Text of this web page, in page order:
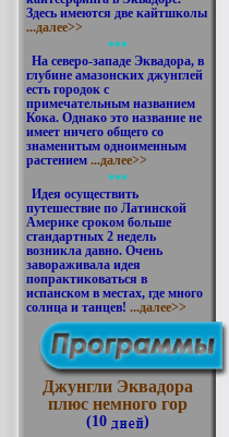
Здесь имеются две кайтшколы
...далее>>
***
На северо-западе Эквадора, в
глубине амазонских джунглей
есть городок с
примечательным названием
Кока. Однако это название не
имеет ничего общего со
знаменитым одноименным
растением ...далее>>
***
Идея осуществить
путешествие по Латинской
Америке сроком больше
стандартных 2 недель
возникла давно. Очень
завораживала идея
попрактиковаться в
испанском в местах, где много
солнца и танцев! ...далее>>
Джунгли Эквадора
плюс немного гор
(10 )